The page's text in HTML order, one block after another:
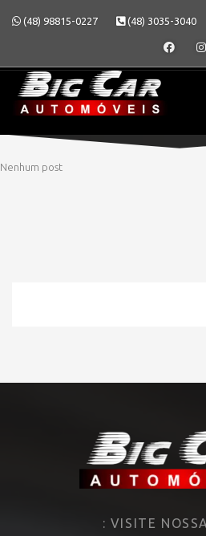
(48) 98815-0227 (48) 3035-3040
Nenhum post
: VISITE